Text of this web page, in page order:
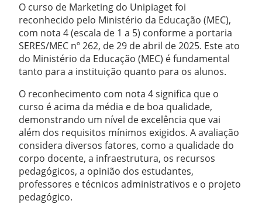
O curso de Marketing do Unipiaget foi
reconhecido pelo Ministério da Educação (MEC),
com nota 4 (escala de 1 a 5) conforme a portaria
SERES/MEC nº 262, de 29 de abril de 2025. Este ato
do Ministério da Educação (MEC) é fundamental
tanto para a instituição quanto para os alunos.
O reconhecimento com nota 4 significa que o
curso é acima da média e de boa qualidade,
demonstrando um nível de excelência que vai
além dos requisitos mínimos exigidos. A avaliação
considera diversos fatores, como a qualidade do
corpo docente, a infraestrutura, os recursos
pedagógicos, a opinião dos estudantes,
professores e técnicos administrativos e o projeto
pedagógico.